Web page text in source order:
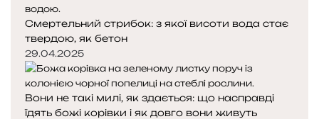
е
я
с
т
о
р
і
н
к
а
с
т
о
р
і
н
к
Смертельний стрибок: з якої висоти вода стає
твердою, як бетон
29.04.2025
Вони не такі милі, як здається: що насправді
їдять божі корівки і як довго вони живуть